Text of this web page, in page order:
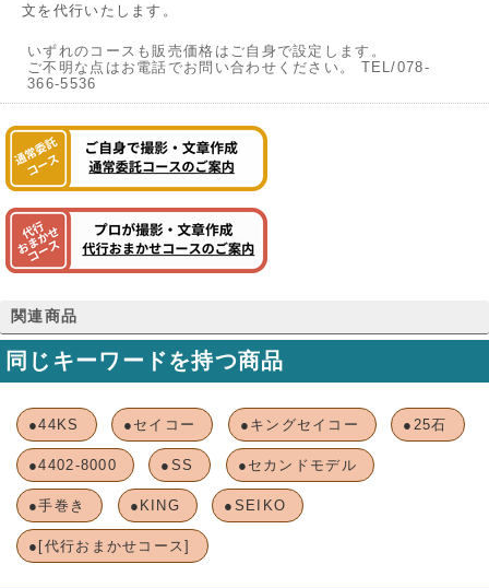
文を代行いたします。
いずれのコースも販売価格はご自身で設定します。
ご不明な点はお電話でお問い合わせください。 TEL/078-
366-5536
関連商品
同じキーワードを持つ商品
●44KS ●セイコー ●キングセイコー ●25石
●4402-8000 ●SS ●セカンドモデル
●手巻き ●KING ●SEIKO
●[代行おまかせコース]